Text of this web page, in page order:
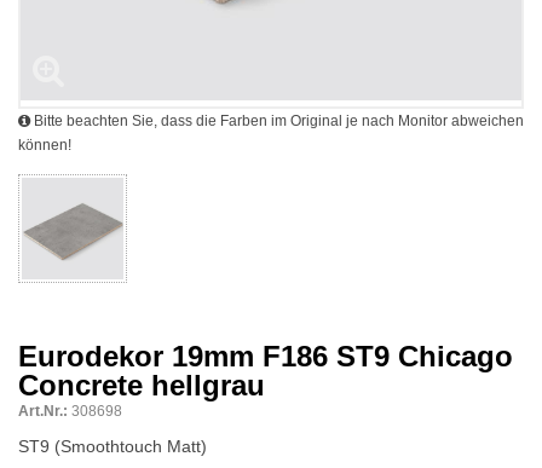
Bitte beachten Sie, dass die Farben im Original je nach Monitor abweichen
können!
Eurodekor 19mm F186 ST9 Chicago
Concrete hellgrau
Art.Nr.: 308698
ST9 (Smoothtouch Matt)